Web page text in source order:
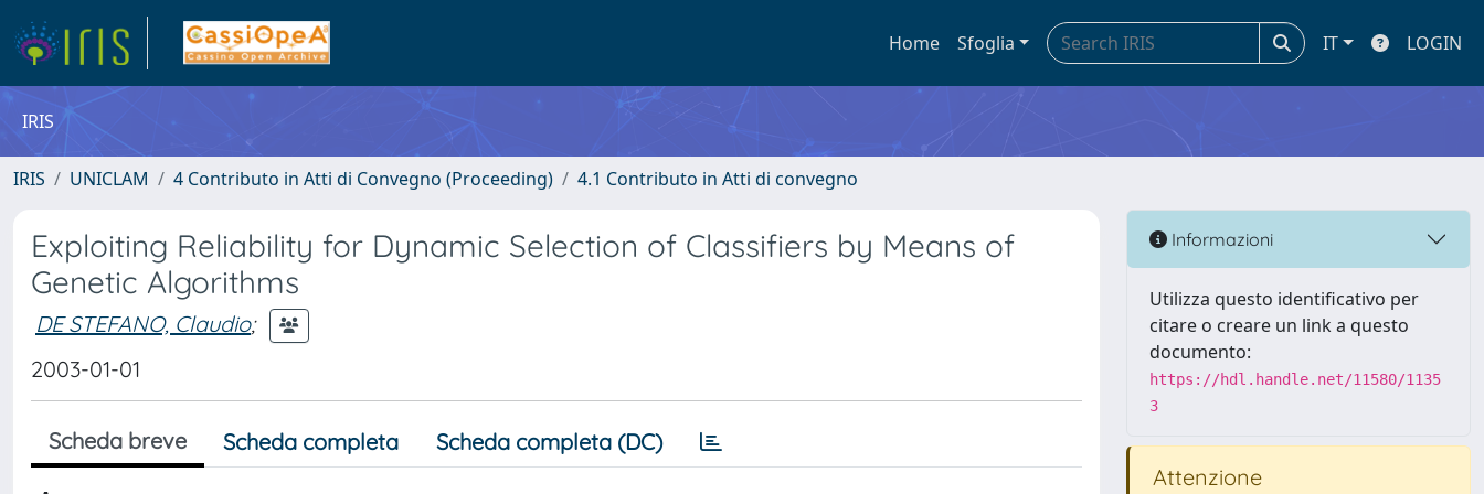
Home Sfoglia IT LOGIN
IRIS
IRIS UNICLAM 4 Contributo in Atti di Convegno (Proceeding) 4.1 Contributo in Atti di convegno
Exploiting Reliability for Dynamic Selection of Classifiers by Means of
Genetic Algorithms
DE STEFANO, Claudio;
2003-01-01
Scheda breve Scheda completa Scheda completa (DC)
Informazioni
Utilizza questo identificativo per
citare o creare un link a questo
documento:
https://hdl.handle.net/11580/1135
3
Attenzione